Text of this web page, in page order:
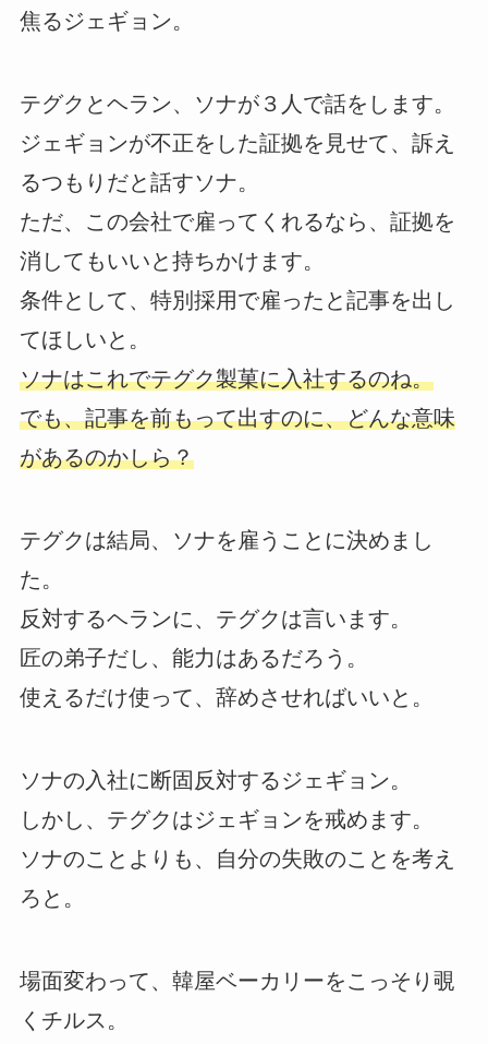
焦るジェギョン。
テグクとヘラン、ソナが３人で話をします。
ジェギョンが不正をした証拠を見せて、訴え
るつもりだと話すソナ。
ただ、この会社で雇ってくれるなら、証拠を
消してもいいと持ちかけます。
条件として、特別採用で雇ったと記事を出し
てほしいと。
ソナはこれでテグク製菓に入社するのね。
でも、記事を前もって出すのに、どんな意味
があるのかしら？
テグクは結局、ソナを雇うことに決めまし
た。
反対するヘランに、テグクは言います。
匠の弟子だし、能力はあるだろう。
使えるだけ使って、辞めさせればいいと。
ソナの入社に断固反対するジェギョン。
しかし、テグクはジェギョンを戒めます。
ソナのことよりも、自分の失敗のことを考え
ろと。
場面変わって、韓屋ベーカリーをこっそり覗
くチルス。